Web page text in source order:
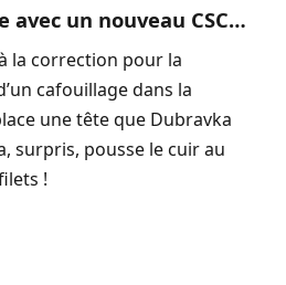
avec un nouveau CSC…
la correction pour la
cafouillage dans la
une tête que Dubravka
surpris, pousse le cuir au
!